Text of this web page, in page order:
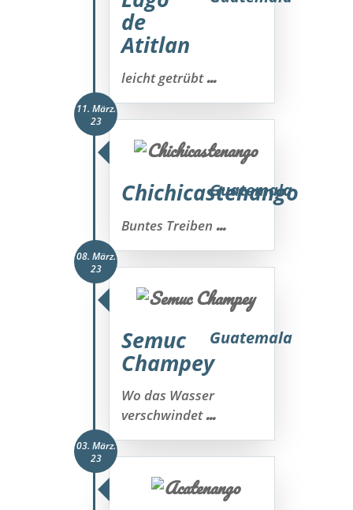
de
Atitlan
leicht getrübt...
11. März.
23
Chichicastenango
Guatemala
Buntes Treiben...
08. März.
23
Semuc
Champey
Guatemala
Wo das Wasser
verschwindet...
03. März.
23